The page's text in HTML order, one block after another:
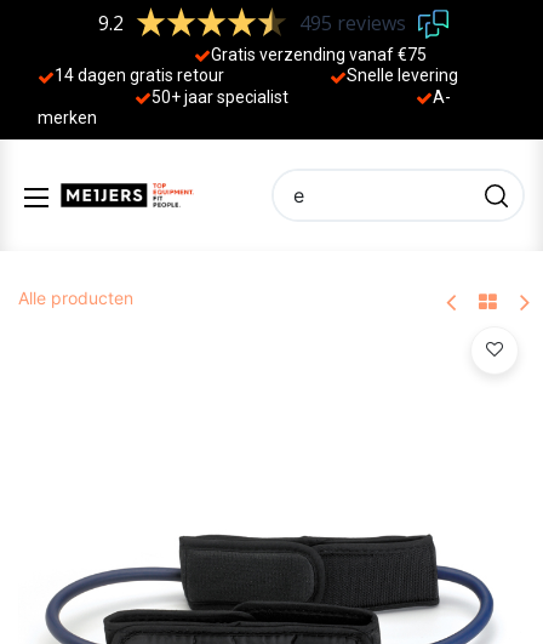
9.2 495 reviews
Gratis verzending vanaf €75
14 dagen gratis retour
Sne lle levering
50+ jaar specialist
A-
merken
Alle producten